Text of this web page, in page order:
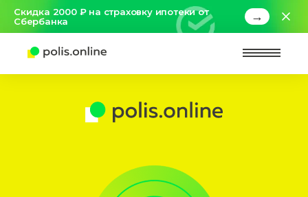
Скидка 2000 ₽ на страховку ипотеки от
Сбербанка
→